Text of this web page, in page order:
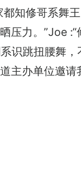
知修哥系舞
压力。”Joe
识跳扭腰舞
主办单位邀请